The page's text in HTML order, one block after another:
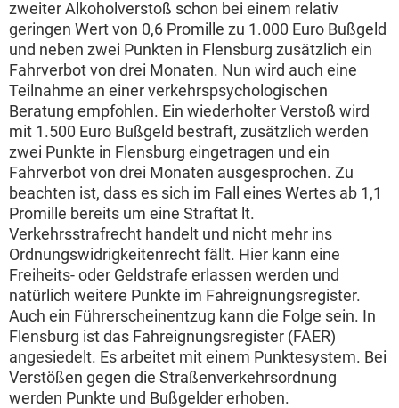
zweiter Alkoholverstoß schon bei einem relativ
geringen Wert von 0,6 Promille zu 1.000 Euro Bußgeld
und neben zwei Punkten in Flensburg zusätzlich ein
Fahrverbot von drei Monaten. Nun wird auch eine
Teilnahme an einer verkehrspsychologischen
Beratung empfohlen. Ein wiederholter Verstoß wird
mit 1.500 Euro Bußgeld bestraft, zusätzlich werden
zwei Punkte in Flensburg eingetragen und ein
Fahrverbot von drei Monaten ausgesprochen. Zu
beachten ist, dass es sich im Fall eines Wertes ab 1,1
Promille bereits um eine Straftat lt.
Verkehrsstrafrecht handelt und nicht mehr ins
Ordnungswidrigkeitenrecht fällt. Hier kann eine
Freiheits- oder Geldstrafe erlassen werden und
natürlich weitere Punkte im Fahreignungsregister.
Auch ein Führerscheinentzug kann die Folge sein. In
Flensburg ist das Fahreignungsregister (FAER)
angesiedelt. Es arbeitet mit einem Punktesystem. Bei
Verstößen gegen die Straßenverkehrsordnung
werden Punkte und Bußgelder erhoben.